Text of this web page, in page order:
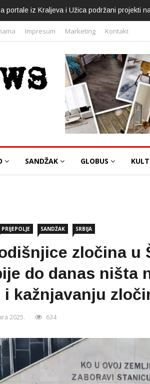
portale iz Kraljeva i Užica podržani projekti
Impresum Marketing Kontakt
SANDŽAK GLOBUS
PRIJEPOLJE SANDŽAK SRBIJA
zločina u
do danas ništa
kažnjavanju
2025. 634